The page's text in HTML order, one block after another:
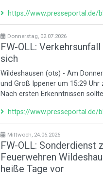
https://www.presseportal.de/
Donnerstag, 02.07.2026
FW-OLL:
sich
Wildeshausen (ots) - Am
und Groß Ippener um 15:29
Nach ersten Erkenntnissen
https://
Mittwoch, 24.06.2026
FW-OLL: Sonderdienst
Feuerwehren
heiße Tage vor